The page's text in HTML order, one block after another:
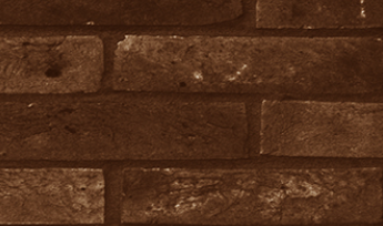
Ékszer -retusálási szolgáltatások AI Képzési Adatok